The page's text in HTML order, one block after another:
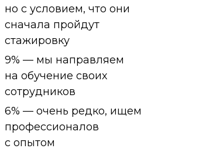
но с условием, что они
сначала пройдут
стажировку
9% — мы направляем
на обучение своих
сотрудников
6% — очень редко, ищем
профессионалов
с опытом